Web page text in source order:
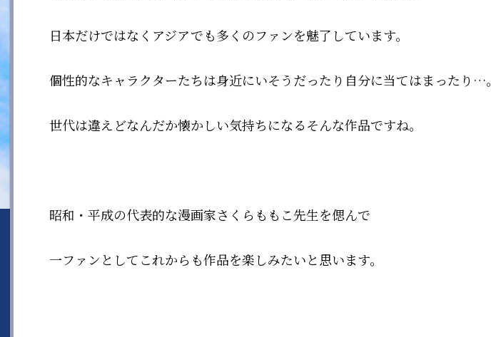
日本だけではなくアジアでも多くのファンを魅了しています。
個性的なキャラクターたちは身近にいそうだったり自分に当てはまったり…。
世代は違えどなんだか懐かしい気持ちになるそんな作品ですね。
昭和・平成の代表的な漫画家さくらももこ先生を偲んで
一ファンとしてこれからも作品を楽しみたいと思います。